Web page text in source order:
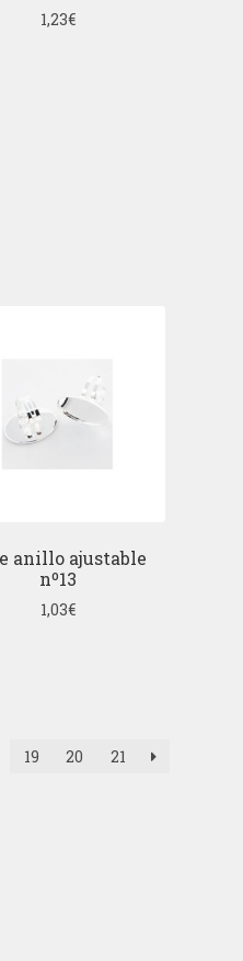
1,23€
anillo ajustable
nº13
1,03€
19 20 21